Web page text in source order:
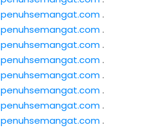
penuhsemangat.com.
penuhsemangat.com.
penuhsemangat.com.
penuhsemangat.com.
penuhsemangat.com.
penuhsemangat.com.
penuhsemangat.com.
penuhsemangat.com.